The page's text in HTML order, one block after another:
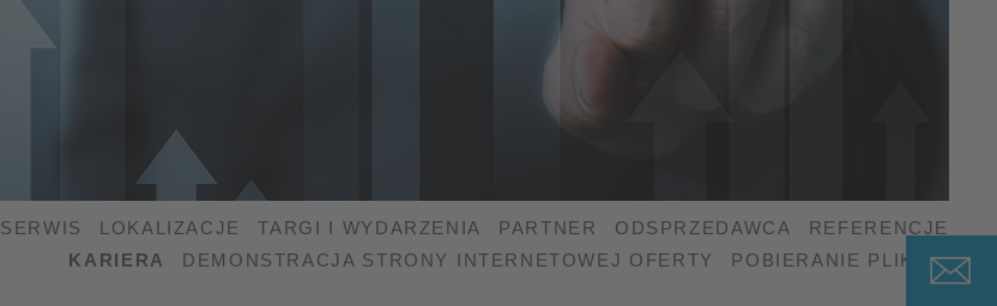
SERWIS LOKALIZACJE TARGI I WYDARZENIA PARTNER ODSPRZEDAWCA
REFERENCJE
KARIERA
DEMONSTRACJA STRONY INTERNETOWEJ OFERTY POBIERANIE PLIKÓW